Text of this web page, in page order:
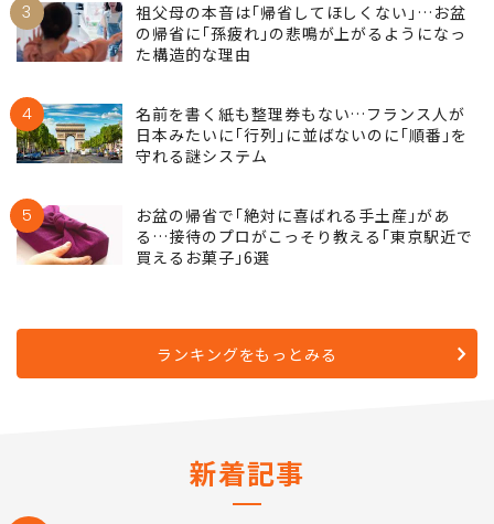
3
祖父母の本音は｢帰省してほしくない｣…お盆
の帰省に｢孫疲れ｣の悲鳴が上がるようになっ
た構造的な理由
4
名前を書く紙も整理券もない…フランス人が
日本みたいに｢行列｣に並ばないのに｢順番｣を
守れる謎システム
5
お盆の帰省で｢絶対に喜ばれる手土産｣があ
る…接待のプロがこっそり教える｢東京駅近で
買えるお菓子｣6選
ランキングをもっとみる
新着記事